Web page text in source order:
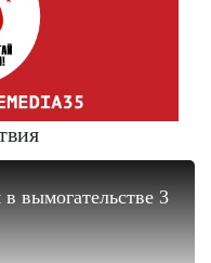
вымогательстве 3